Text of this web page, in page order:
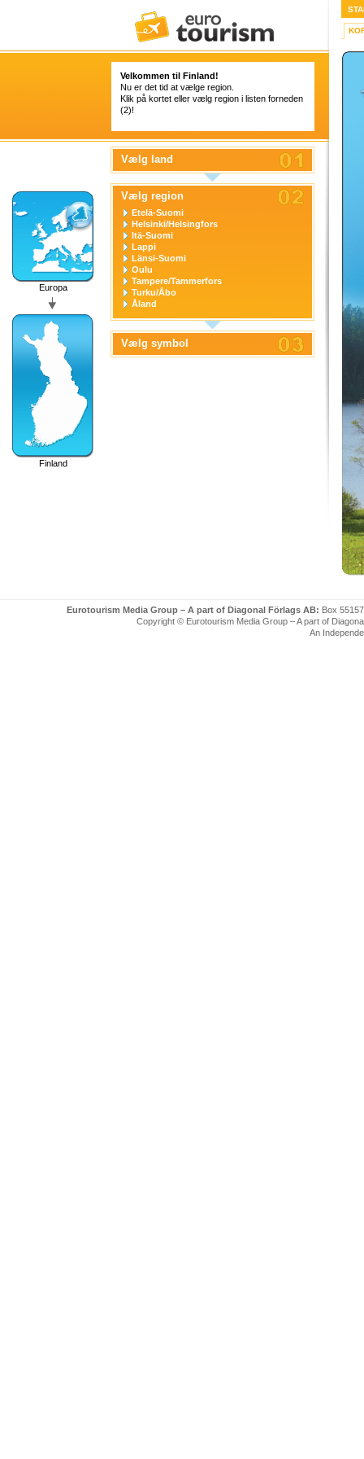
Velkommen til Finland!
Nu er det tid at vælge region.
Klik på kortet eller vælg region i listen forneden
(2)!
Europa
Finland
Vælg land
Vælg region
Etelä-Suomi
Helsinki/Helsingfors
Itä-Suomi
Lappi
Länsi-Suomi
Oulu
Tampere/Tammerfors
Turku/Åbo
Åland
Vælg symbol
Eurotourism Media Group – A part of Diagonal Förlags AB: Box
Copyright © Eurotourism Media Group – A part of
An